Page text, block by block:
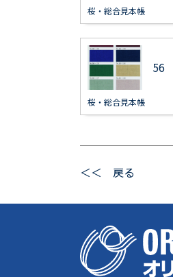
桜・総合見本帳
56
桜・総合見本帳
＜＜ 戻る